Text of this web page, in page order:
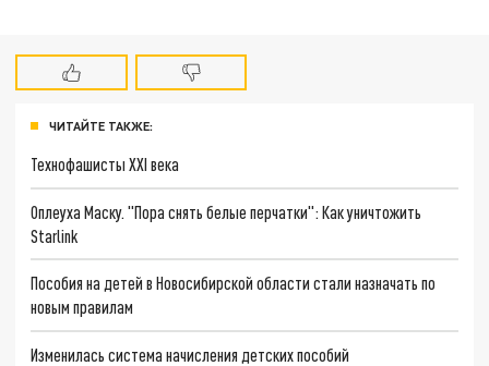
ЧИТАЙТЕ ТАКЖЕ:
Технофашисты XXI века
Оплеуха Маску. "Пора снять белые перчатки": Как уничтожить
Starlink
Пособия на детей в Новосибирской области стали назначать по
новым правилам
Изменилась система начисления детских пособий